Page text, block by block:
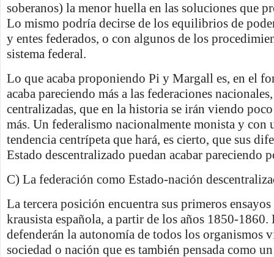
soberanos) la menor huella en las soluciones que
Lo mismo podría decirse de los equilibrios de
y entes federados, o con algunos de los
sistema federal.
Lo que acaba proponiendo Pi y Margall es, en el
acaba pareciendo más a las federaciones
centralizadas, que en la historia se irán viendo
más. Un federalismo nacionalmente monista y con
tendencia centrípeta que hará, es cierto, que sus
Estado descentralizado puedan acabar pareciendo
C) La federación como Estado-nación
La tercera posición encuentra sus primeros
krausista española, a partir de los años 1850-1860.
defenderán la autonomía de todos los organismos
sociedad o nación que es también pensada como